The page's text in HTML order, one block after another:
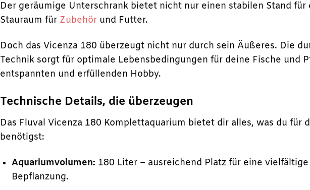
Der geräumige Unterschrank bietet nicht nur einen stabilen Stand
Stauraum für Zubehör und Futter.
Doch das Vicenza 180 überzeugt nicht nur durch sein Äußeres. Die
Technik sorgt für optimale Lebensbedingungen für deine Fische und
entspannten und erfüllenden Hobby.
Technische Details, die überzeugen
Das Fluval Vicenza 180 Komplettaquarium bietet dir alles, was du
benötigst:
Aquariumvolumen: 180 Liter – ausreichend Platz für eine
Bepflanzung.